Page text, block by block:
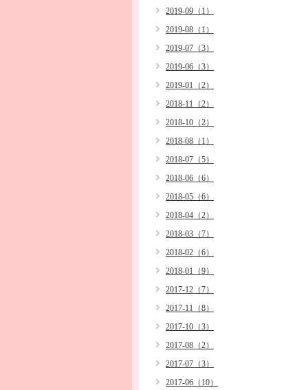
2019-09（1）
2019-08（1）
2019-07（3）
2019-06（3）
2019-01（2）
2018-11（2）
2018-10（2）
2018-08（1）
2018-07（5）
2018-06（6）
2018-05（6）
2018-04（2）
2018-03（7）
2018-02（6）
2018-01（9）
2017-12（7）
2017-11（8）
2017-10（3）
2017-08（2）
2017-07（3）
2017-06（10）